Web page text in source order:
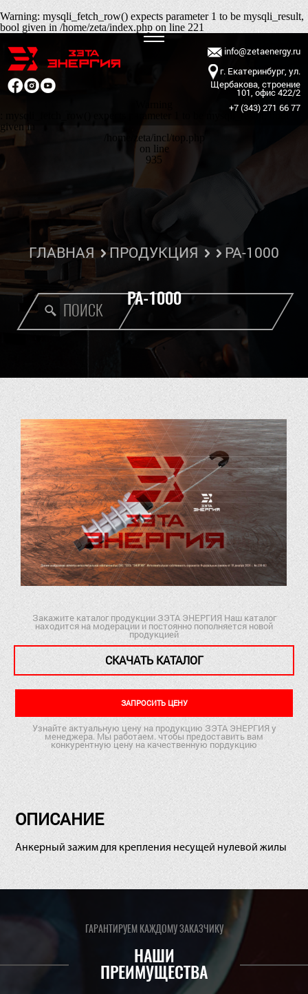
Warning: mysqli_fetch_row() expects parameter 1 to be mysqli_result,
bool given in /home/zeta/index.php on line 221
info@zetaenergy.ru
г. Екатеринбург, ул.
Щербакова, строение
101, офис 422/2
+7 (343) 271 66 77
ПОИСК
: mysqli_fetch_row() expects parameter 1 to be mysqli_result, bool
given in
/home/zeta/incl/top.php
on line
935
ГЛАВНАЯ ПРОДУКЦИЯ PA-1000
PA-1000
Закажите каталог продукции ЗЭТА ЭНЕРГИЯ Наш каталог
находится на модерации и постоянно пополняется новой
продукцией
СКАЧАТЬ КАТАЛОГ
ЗАПРОСИТЬ ЦЕНУ
Узнайте актуальную цену на продукцию ЗЭТА ЭНЕРГИЯ у
менеджера. Мы работаем. чтобы предоставить вам
конкурентную цену на качественную пордукцию
ОПИСАНИЕ
Анкерный зажим для крепления несущей нулевой жилы
ГАРАНТИРУЕМ КАЖДОМУ ЗАКАЗЧИКУ
НАШИ
ПРЕИМУЩЕСТВА